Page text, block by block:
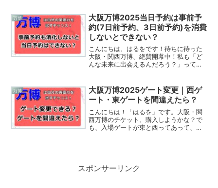
よね。特に初めて行く場所だと、「あ
れ、これ持って行っても大丈夫...
万博
大阪万博2025当日予約は事前予
約(7日前予約、3日前予約)を消費
しないとできない？
こんにちは、はるをです！待ちに待った
大阪・関西万博、絶賛開幕中！私も「ど
んな未来に出会えるんだろう？」って、
っと今一番気になっていることの一つが
「パビリオンの予約」じゃ...
万博
大阪万博2025ゲート変更｜西ゲ
ート・東ゲートを間違えたら？
こんにちは！「はるを」です。大阪・関
西万博のチケット、購入しようかな？で
も、入場ゲートが東と西ってあって、ど
スポンサーリンク